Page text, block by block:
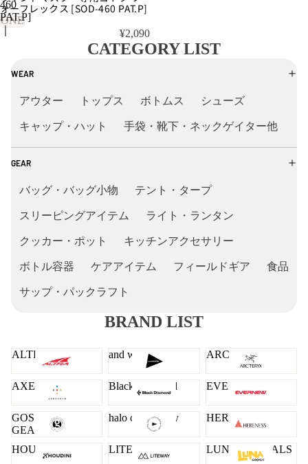
460
PAT.P]
｜
ォーフレックス [SOD-460 PAT.P]
ONE
¥2,090
CATEGORY LIST
WEAR
アウター トップス ボトムス シューズ
キャップ・ハット 手袋・靴下・ネックゲイター他
GEAR
バッグ・バッグ小物 テント・タープ
スリーピングアイテム ライト・ランタン
クッカー・ポット キッチンアクセサリー
ボトル容器 ケアアイテム フィールドギア 食品
サップ・パックラフト
BRAND LIST
ALTRA and wander ARC'TERYX
AXESQUIN Black Diamond EVERNEW
GOSSAMER
GEAR
halo commodity HERENESS
HOUDINI LITEWAY LUNA SANDALS